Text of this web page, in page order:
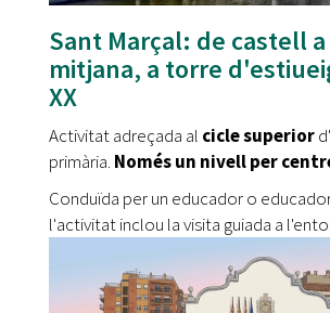
Sant Marçal: de castell
mitjana, a torre
XX
Activitat adreçada al cicle superior
primària. Només un nivell per
Conduïda per un educador o
l'activitat inclou la visita guiada a